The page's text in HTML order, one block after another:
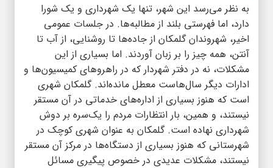
به نظر می‌رسد این شهر، تنها یک شهرداری و یک شورا
دارد، اما فهرستی بلند از مطالبه‌ها. در جلسات عمومی
اخیر، شهروندان گلمکان از جاده‌ها تا روشنایی، از آب تا
آنتن، همه چیز را بر زبان آوردند. اما بسیاری از این
مشکلات، نه در دفتر شهردار که در راهروهای کمیسیون‌ها و
ادارات دیگر سال‌هاست معطل مانده‌اند. گلمکان شهری
است که هنوز بسیاری از اداره‌های خدماتی در آن مستقر
نیستند، و همین، بار انتظارات مردم را یک‌سره بر دوش
شهرداری نهاده است. گلمکان به عنوان شهری کوچک در
شهرستانی که هنوز بسیاری از دستگاه‌ها در مرکز آن مستقر
نیستند، مشکلات عدیدی در خصوص پیگیری مسائل